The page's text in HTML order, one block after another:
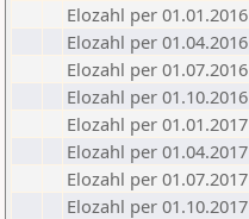
Elozahl per 01.01.2016
Elozahl per 01.04.2016
Elozahl per 01.07.2016
Elozahl per 01.10.2016
Elozahl per 01.01.2017
Elozahl per 01.04.2017
Elozahl per 01.07.2017
Elozahl per 01.10.2017